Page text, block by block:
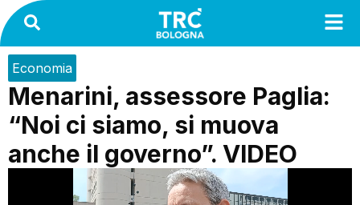
Economia
Menarini, assessore Paglia:
“Noi ci siamo, si muova
anche il governo”. VIDEO